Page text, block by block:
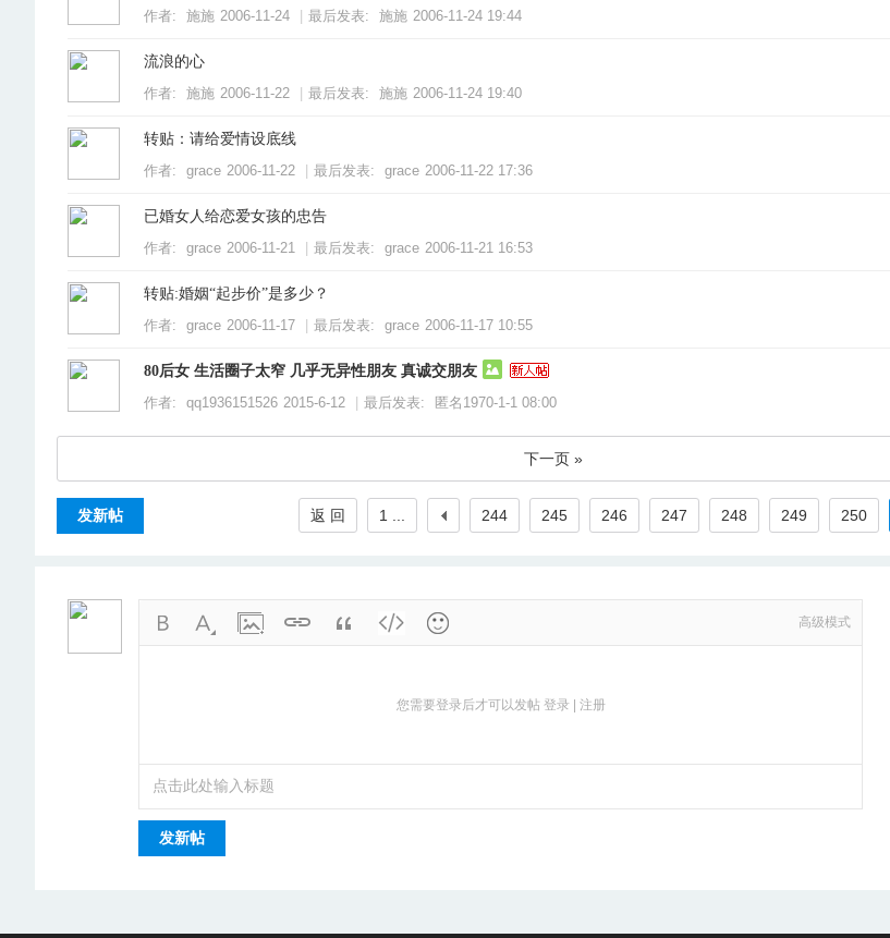
作者:
施施 2006-11-24 最后发表: 施施 2006-11-24 19:44
流浪的心
作者:
施施 2006-11-22 最后发表: 施施 2006-11-24 19:40
转贴：请给爱情设底线
作者:
grace 2006-11-22 最后发表: grace 2006-11-22 17:36
已婚女人给恋爱女孩的忠告
作者:
grace 2006-11-21 最后发表: grace 2006-11-21 16:53
转贴:婚姻“起步价”是多少？
作者:
grace 2006-11-17 最后发表: grace 2006-11-17 10:55
80后女 生活圈子太窄 几乎无异性朋友 真诚交朋友
作者:
qq1936151526 2015-6-12 最后发表: 匿名 1970-1-1 08:00
下一页 »
1 ... 244 245 246 247 248 249 250
返 回
发新帖
高级模式
您需要登录后才可以发帖 登录| 注册
发新帖